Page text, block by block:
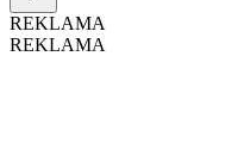
REKLAMA
REKLAMA